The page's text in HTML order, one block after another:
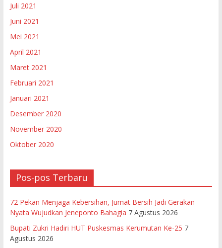
Juli 2021
Juni 2021
Mei 2021
April 2021
Maret 2021
Februari 2021
Januari 2021
Desember 2020
November 2020
Oktober 2020
Pos-pos Terbaru
72 Pekan Menjaga Kebersihan, Jumat Bersih Jadi Gerakan
Nyata Wujudkan Jeneponto Bahagia 7 Agustus 2026
Bupati Zukri Hadiri HUT Puskesmas Kerumutan Ke-25 7
Agustus 2026